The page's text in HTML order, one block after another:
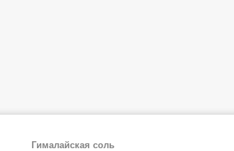
Гималайская соль